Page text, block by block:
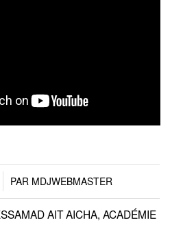
PAR MDJWEBMASTER
AIT AICHA, ACADÉMIE